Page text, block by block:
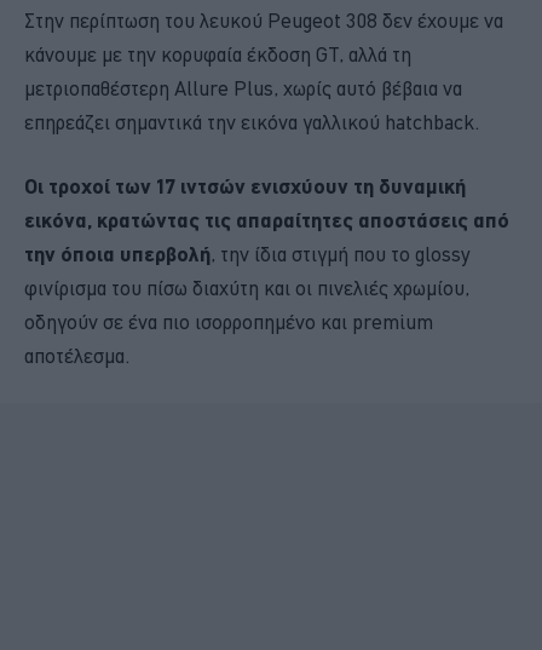
Στην περίπτωση του λευκού Peugeot 308 δεν έχουμε να
κάνουμε με την κορυφαία έκδοση GT, αλλά τη
μετριοπαθέστερη Allure Plus, χωρίς αυτό βέβαια να
επηρεάζει σημαντικά την εικόνα γαλλικού hatchback.
Οι τροχοί των 17 ιντσών ενισχύουν τη δυναμική
εικόνα, κρατώντας τις απαραίτητες αποστάσεις από
την όποια υπερβολή, την ίδια στιγμή που το glossy
φινίρισμα του πίσω διαχύτη και οι πινελιές χρωμίου,
οδηγούν σε ένα πιο ισορροπημένο και premium
αποτέλεσμα.